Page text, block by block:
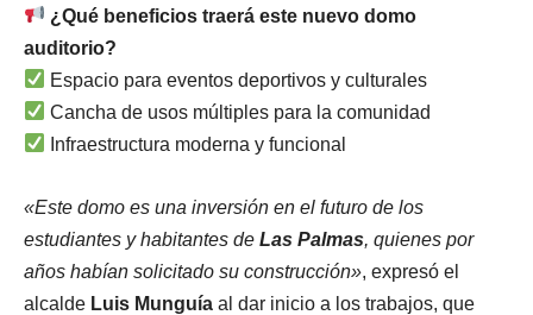
¿Qué beneficios traerá este nuevo domo
auditorio?
Espacio para eventos deportivos y culturales
Cancha de usos múltiples para la comunidad
Infraestructura moderna y funcional
«Este domo es una inversión en el futuro de los
estudiantes y habitantes de Las Palmas, quienes por
años habían solicitado su construcción», expresó el
alcalde Luis Munguía al dar inicio a los trabajos, que